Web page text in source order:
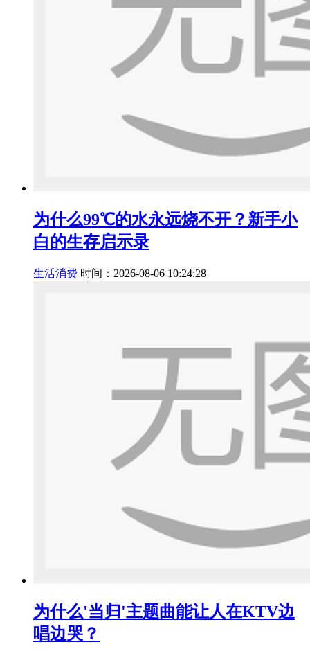
为什么99℃的水永远烧不开？新手小
白的生存启示录
生活消费 时间：2026-08-06 10:24:28
为什么'当归'主题曲能让人在KTV边
唱边哭？